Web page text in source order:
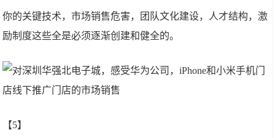
你的关键技术，市场销售危害，团队文化建设，人才结构，激
励制度这些全是必须逐渐创建和健全的。
【5】